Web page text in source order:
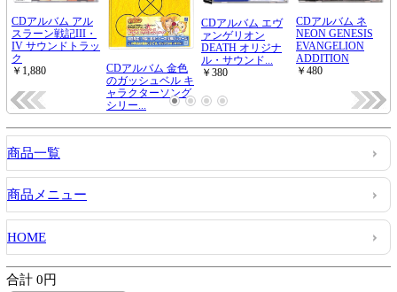
商品一覧
商品メニュー
HOME
合計 0円